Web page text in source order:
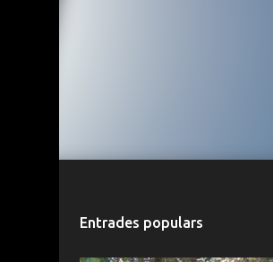
Entrades populars